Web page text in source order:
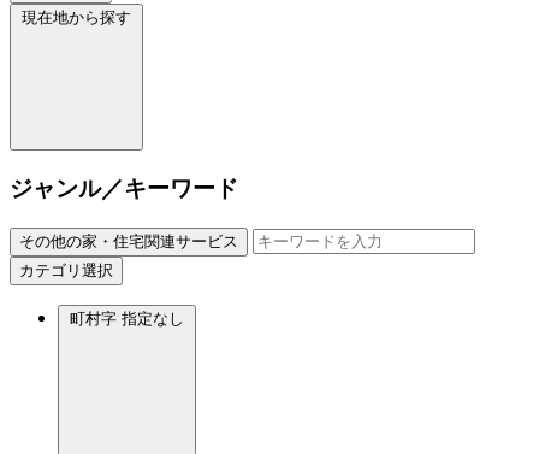
現在地から探す
ジャンル／キーワード
その他の家・住宅関連サービス
カテゴリ選択
町村字 指定なし